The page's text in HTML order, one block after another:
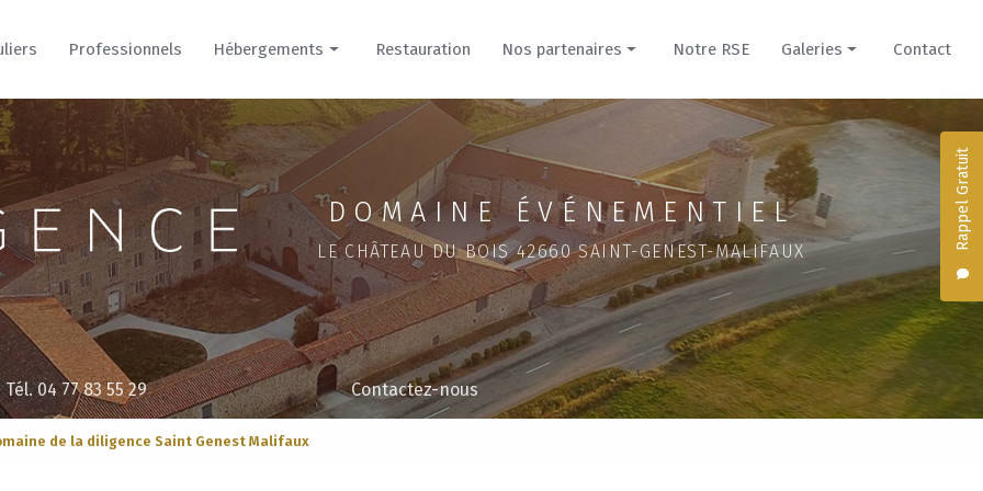
Rappel Gratuit
Professionnels Hébergements
Hôtel
Cour
Parc
Restauration Nos partenaires
Prestataires
Hébergements
Notre RSE Galeries
Nos créations culinaires
Hébergements du Domaine
Domaine de la Cour pour mariage
Évènement professionnel
Domaine du Parc pour mariage
Séminaire dans un château
Contact
DOMAINE ÉVÉNEMENTIEL
LE CHÂTEAU DU BOIS 42660 SAINT-GENEST-MALIFAUX
Tél. 04 77 83 55 29 Contactez-nous
de la diligence Saint Genest Malifaux